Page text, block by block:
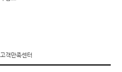
객만족센터